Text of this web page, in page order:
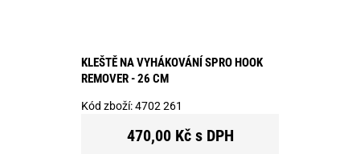
KLEŠTĚ NA VYHÁKOVÁNÍ SPRO HOOK
REMOVER - 26 CM
Kód zboží:4702 261
470,00 Kč s DPH